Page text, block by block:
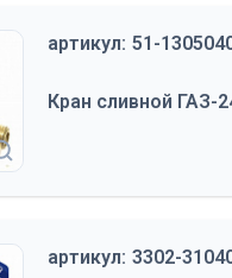
артикул: 51-
Кран сливной
артикул: 3302-